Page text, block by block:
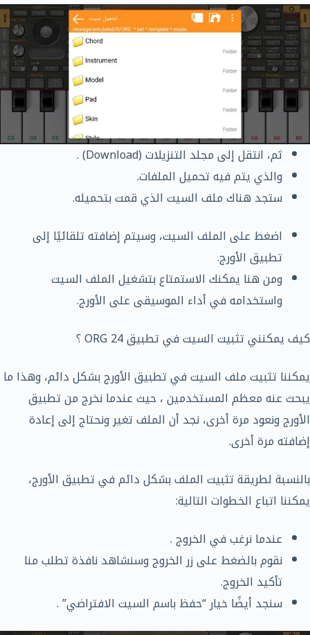
ثم، انتقل إلى مجلد التنزيلات (Download) .
والذي يتم فيه تحميل الملفات.
ستجد هناك ملف السيت الذي قمت بتحميله.
اضغط على الملف السيت، وسيتم إضافته تلقائيًا إلى
تطبيق الأورج.
ومن هنا يمكنك الاستمتاع بتشغيل الملف السيت
واستخدامه في أداء الموسيقى على الأورج.
كيف يمكنني تثبيت السيت في تطبيق ORG 24 ؟
يمكننا تثبيت ملف السيت في تطبيق الأورج بشكل دائم، وهذا ما
يبحث عنه معظم المستخدمين ، حيث عندما نخرج من تطبيق
الأورج ونعود مرة أخرى، نجد أن الملف تغير ونحتاج إلى إعادة
إضافته مرة أخرى.
بالنسبة لطريقة تثبيت الملف بشكل دائم في تطبيق الأورج،
يمكننا اتباع الخطوات التالية:
عندما نرغب في الخروج .
نقوم بالضغط على زر الخروج وسنشاهد نافذة تطلب منا
تأكيد الخروج.
سنجد أيضًا خيار “حفظ باسم السيت الافتراضي” .